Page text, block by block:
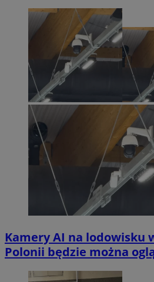
Kamery AI na lodowisku
Polonii będzie można